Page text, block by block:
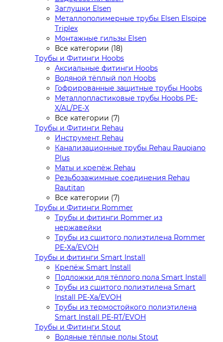
Заглушки Elsen
Металлополимерные трубы Elsen Elspipe
Triplex
Монтажные гильзы Elsen
Все категории (18)
Трубы и Фитинги Hoobs
Аксиальные фитинги Hoobs
Водяной тёплый пол Hoobs
Гофрированные защитные трубы Hoobs
Металлопластиковые трубы Hoobs PE-
X/AL/PE-X
Все категории (7)
Трубы и Фитинги Rehau
Инструмент Rehau
Канализационные трубы Rehau Raupiano
Plus
Маты и крепёж Rehau
Резьбозажимные соединения Rehau
Rautitan
Все категории (7)
Трубы и Фитинги Rommer
Трубы и фитинги Rommer из
нержавейки
Трубы из сшитого полиэтилена Rommer
PE-Xa/EVOH
Трубы и фитинги Smart Install
Крепёж Smart Install
Подложки для тёплого пола Smart Install
Трубы из сшитого полиэтилена Smart
Install PE-Xa/EVOH
Трубы из термостойкого полиэтилена
Smart Install PE-RT/EVOH
Трубы и Фитинги Stout
Водяные тёплые полы Stout